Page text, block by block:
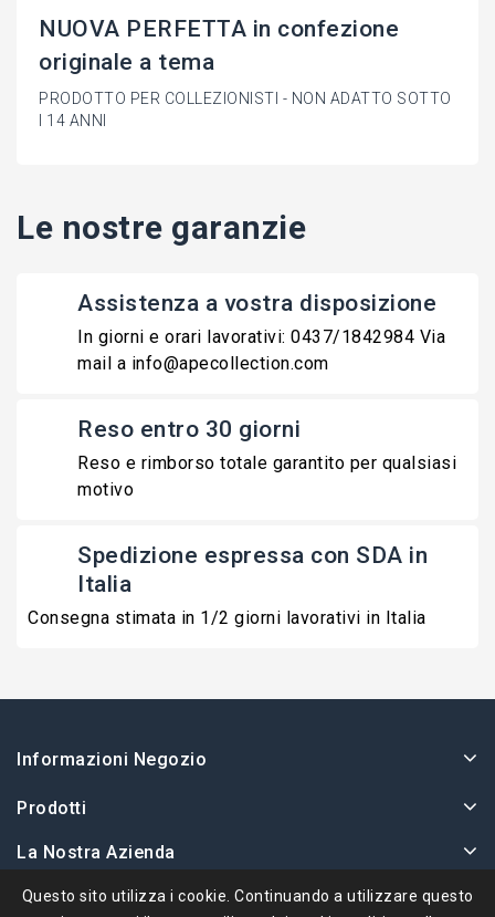
NUOVA PERFETTA in confezione
originale a tema
PRODOTTO PER COLLEZIONISTI - NON ADATTO SOTTO
I 14 ANNI
Le nostre garanzie
Assistenza a vostra disposizione
In giorni e orari lavorativi: 0437/1842984 Via
mail a info@apecollection.com
Reso entro 30 giorni
Reso e rimborso totale garantito per qualsiasi
motivo
Spedizione espressa con SDA in
Italia
Consegna stimata in 1/2 giorni lavorativi in Italia
Informazioni Negozio
Prodotti
La Nostra Azienda
Il Tuo Account
Questo sito utilizza i cookie. Continuando a utilizzare questo